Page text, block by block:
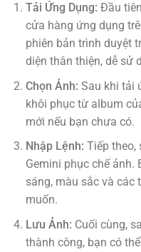
Tải Ứng Dụng: Đầu
cửa hàng ứng dụng
phiên bản trình duyệt
diện thân thiện, dễ sử
Chọn Ảnh: Sau khi tải
khôi phục từ album
mới nếu bạn chưa có.
Nhập Lệnh: Tiếp theo,
Gemini phục chế ảnh.
sáng, màu sắc và các
muốn.
Lưu Ảnh: Cuối cùng,
thành công, bạn có